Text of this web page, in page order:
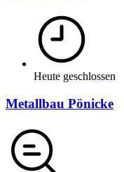
Heute geschlossen
Metallbau Pönicke